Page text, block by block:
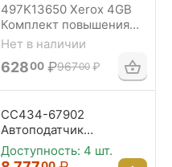
497K13650 Xerox 4GB
Комплект повышения
призводительности
Нет в наличии
62800 ₽96700 ₽
CC434-67902
Автоподатчик
документов HP для CLJ
CM2320n/nf
Доступность: 4 шт.